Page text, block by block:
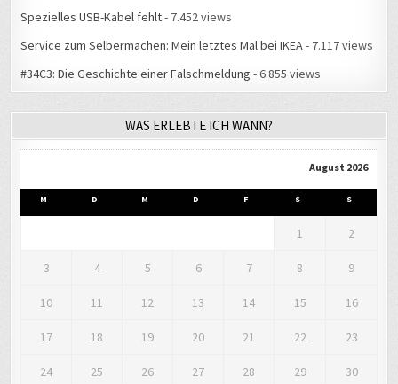
Spezielles USB-Kabel fehlt- 7.452 views
Service zum Selbermachen: Mein letztes Mal bei IKEA- 7.117 views
#34C3: Die Geschichte einer Falschmeldung - 6.855 views
WAS ERLEBTE ICH WANN?
August 2026
M D M D F S S
1 2
3 4 5 6 7 8 9
10 11 12 13 14 15 16
17 18 19 20 21 22 23
24 25 26 27 28 29 30